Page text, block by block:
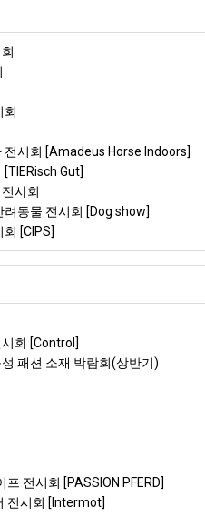
회
전시회 [Amadeus Horse Indoors]
Gut]
시회
동물 전시회 [Dog show]
[CIPS]
회 [Control]
패션 소재 박람회(상반기)
전시회 [PASSION PFERD]
전시회 [Intermot]